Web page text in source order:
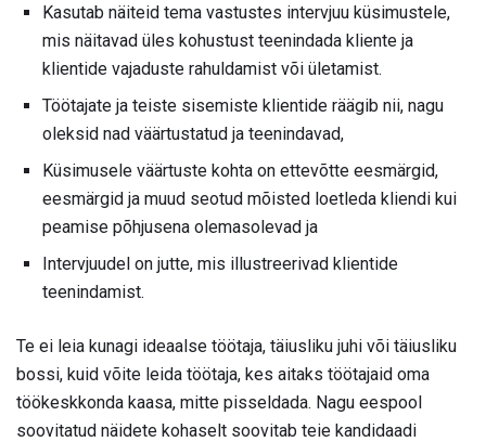
Kasutab näiteid tema vastustes intervjuu küsimustele,
mis näitavad üles kohustust teenindada kliente ja
klientide vajaduste rahuldamist või ületamist.
Töötajate ja teiste sisemiste klientide räägib nii, nagu
oleksid nad väärtustatud ja teenindavad,
Küsimusele väärtuste kohta on ettevõtte eesmärgid,
eesmärgid ja muud seotud mõisted loetleda kliendi kui
peamise põhjusena olemasolevad ja
Intervjuudel on jutte, mis illustreerivad klientide
teenindamist.
Te ei leia kunagi ideaalse töötaja, täiusliku juhi või täiusliku
bossi, kuid võite leida töötaja, kes aitaks töötajaid oma
töökeskkonda kaasa, mitte pisseldada. Nagu eespool
soovitatud näidete kohaselt soovitab teie kandidaadi